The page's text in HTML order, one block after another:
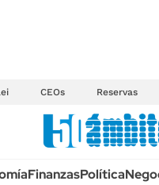
CEOs Reservas
FinanzasPolítica